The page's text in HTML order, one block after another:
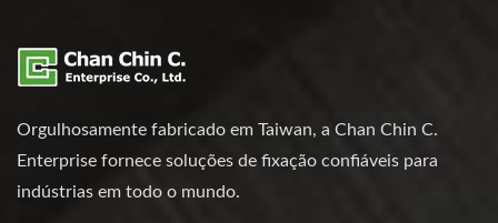
Orgulhosamente fabricado em Taiwan, a Chan Chin C.
Enterprise fornece soluções de fixação confiáveis para
indústrias em todo o mundo.